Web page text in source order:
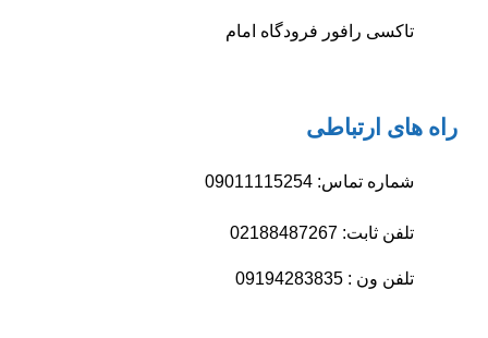
تاکسی رافور فرودگاه امام
راه های ارتباطی
شماره تماس: 09011115254
تلفن ثابت: 02188487267
تلفن ون : 09194283835